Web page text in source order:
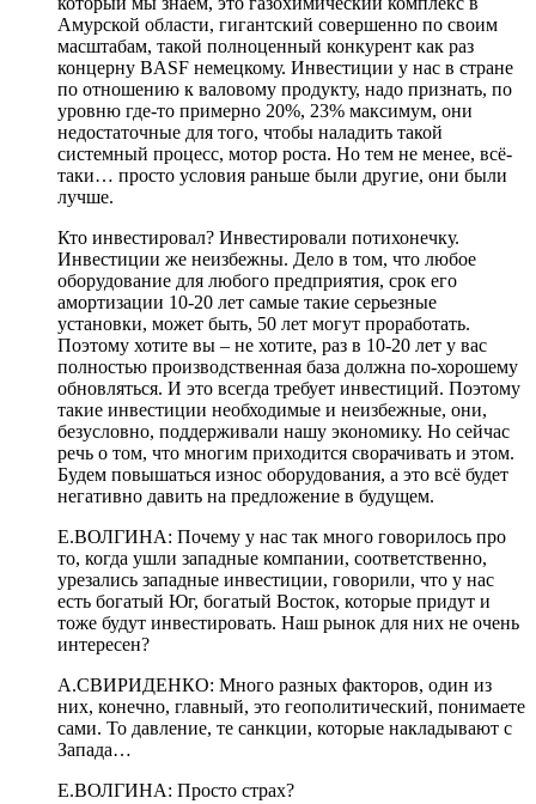
Амурской области, гигантский совершенно по своим
масштабам, такой полноценный конкурент как раз
концерну BASF немецкому. Инвестиции у нас в стране
по отношению к валовому продукту, надо признать, по
уровню где-то примерно 20%, 23% максимум, они
недостаточные для того, чтобы наладить такой
системный процесс, мотор роста. Но тем не менее, всё-
таки… просто условия раньше были другие, они были
лучше.
Кто инвестировал? Инвестировали потихонечку.
Инвестиции же неизбежны. Дело в том, что любое
оборудование для любого предприятия, срок его
амортизации 10-20 лет самые такие серьезные
установки, может быть, 50 лет могут проработать.
Поэтому хотите вы – не хотите, раз в 10-20 лет у вас
полностью производственная база должна по-хорошему
обновляться. И это всегда требует инвестиций. Поэтому
такие инвестиции необходимые и неизбежные, они,
безусловно, поддерживали нашу экономику. Но сейчас
речь о том, что многим приходится сворачивать и этом.
Будем повышаться износ оборудования, а это всё будет
негативно давить на предложение в будущем.
Е.ВОЛГИНА: Почему у нас так много говорилось про
то, когда ушли западные компании, соответственно,
урезались западные инвестиции, говорили, что у нас
есть богатый Юг, богатый Восток, которые придут и
тоже будут инвестировать. Наш рынок для них не очень
интересен?
А.СВИРИДЕНКО: Много разных факторов, один из
них, конечно, главный, это геополитический, понимаете
сами. То давление, те санкции, которые накладывают с
Запада…
Е.ВОЛГИНА: Просто страх?